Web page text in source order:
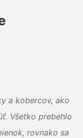
a kobercov, ako
Všetko prebehlo
rovnako sa